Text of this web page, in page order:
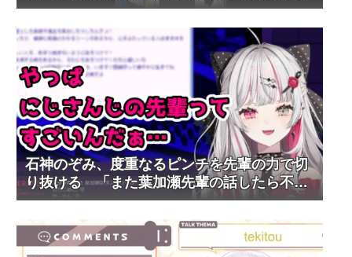
歩み
石神のぞみ、度重なるピンチを先輩の力で切
り抜ける 「また葉加瀬先輩の話したら不具
合なおった」